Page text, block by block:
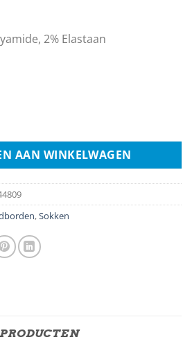
2% Elastaan
maat 40-45 aantal
AAN WINKELWAGEN
,Sokken